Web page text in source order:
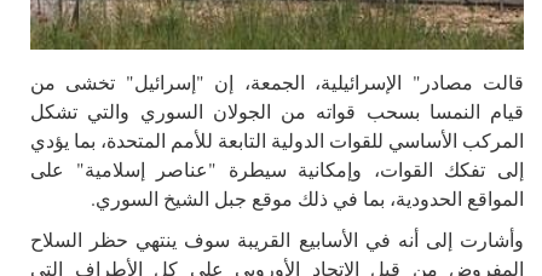
قالت مصادر" الإسرائيلية، الجمعة، إن "إسرائيل" تخشى من
قيام النمسا بسحب قواته من الجولان السوري والتي تشكل
المركب الأساسي للقوات الدولية التابعة للأمم المتحدة، بما يؤدي
إلى تفكك القوات، وإمكانية سيطرة "عناصر إسلامية" على
المواقع الحدودية، بما في ذلك موقع جبل الشيخ السوري.
وأشارت إلى أنه في الأسابيع القريبة سوف ينتهي حظر السلاح
المفروض من قبل الاتحاد الأوروبي على كل الأطراف التي